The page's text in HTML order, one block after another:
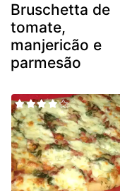
Bruschetta de
tomate,
manjericão e
parmesão